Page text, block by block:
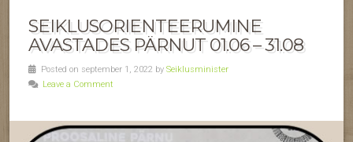
SEIKLUSORIENTEERUMINE
AVASTADES PÄRNUT 01.06 – 31.08
Posted on september 1, 2022 by Seiklusminister
Leave a Comment